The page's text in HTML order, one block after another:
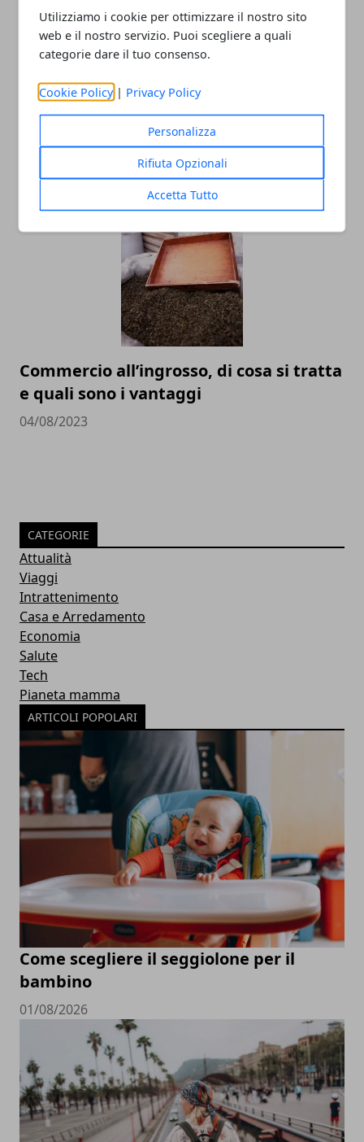
Utilizziamo i cookie per ottimizzare il nostro sito
web e il nostro servizio. Puoi scegliere a quali
categorie dare il tuo consenso.
Cookie Policy | Privacy Policy
Personalizza
Rifiuta Opzionali
Accetta Tutto
Sei un libero professionista? affidati al
noleggio a lungo termine
Commercio all’ingrosso, di cosa si tratta
e quali sono i vantaggi
04/08/2023
CATEGORIE
Attualità
Viaggi
Intrattenimento
Casa e Arredamento
Economia
Salute
Tech
Pianeta mamma
ARTICOLI POPOLARI
Come scegliere il seggiolone per il
bambino
01/08/2026